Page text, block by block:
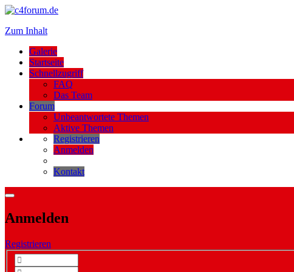
Zum Inhalt
Galerie
Startseite
Schnellzugriff
FAQ
Das Team
Forum
Unbeantwortete Themen
Aktive Themen
Registrieren
Anmelden
Kontakt
Anmelden
Registrieren